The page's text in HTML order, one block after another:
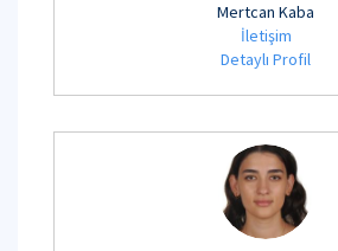
Mertcan Kaba
İletişim
Detaylı Profil